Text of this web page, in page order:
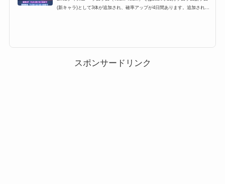
(新キャラ)として3体が追加され、確率アップが4日間あります。追加される
ツム新ツム確率アップ第1弾の...
スポンサードリンク